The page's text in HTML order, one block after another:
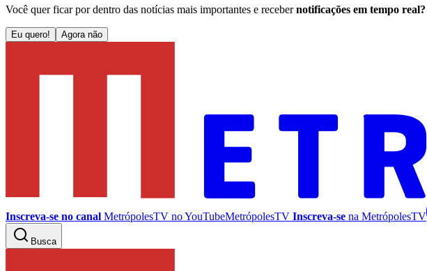
Você quer ficar por dentro das notícias mais importantes e receber notificações em tempo real?
Eu quero! Agora não
Inscreva-se no canal MetrópolesTV noYouTubeMetrópolesTV Inscreva-se na MetrópolesTV
Busca